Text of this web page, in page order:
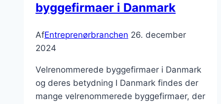
byggefirmaer i Danmark
AfEntreprenørbranchen 26. december
2024
Velrenommerede byggefirmaer i Danmark
og deres betydning I Danmark findes der
mange velrenommerede byggefirmaer, der